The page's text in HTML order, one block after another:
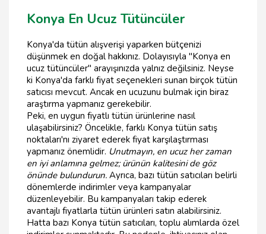
Konya En Ucuz Tütüncüler
Konya'da tütün alışverişi yaparken bütçenizi
düşünmek en doğal hakkınız. Dolayısıyla "Konya en
ucuz tütüncüler" arayışınızda yalnız değilsiniz. Neyse
ki Konya'da farklı fiyat seçenekleri sunan birçok tütün
satıcısı mevcut. Ancak en ucuzunu bulmak için biraz
araştırma yapmanız gerekebilir.
Peki, en uygun fiyatlı tütün ürünlerine nasıl
ulaşabilirsiniz? Öncelikle, farklı Konya tütün satış
noktaları'nı ziyaret ederek fiyat karşılaştırması
yapmanız önemlidir. Unutmayın, en ucuz her zaman
en iyi anlamına gelmez; ürünün kalitesini de göz
önünde bulundurun. Ayrıca, bazı tütün satıcıları belirli
dönemlerde indirimler veya kampanyalar
düzenleyebilir. Bu kampanyaları takip ederek
avantajlı fiyatlarla tütün ürünleri satın alabilirsiniz.
Hatta bazı Konya tütün satıcıları, toplu alımlarda özel